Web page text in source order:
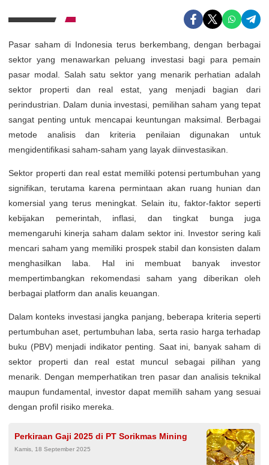
Pasar saham di Indonesia terus berkembang, dengan berbagai
sektor yang menawarkan peluang investasi bagi para pemain
pasar modal. Salah satu sektor yang menarik perhatian adalah
sektor properti dan real estat, yang menjadi bagian dari
perindustrian. Dalam dunia investasi, pemilihan saham yang tepat
sangat penting untuk mencapai keuntungan maksimal. Berbagai
metode analisis dan kriteria penilaian digunakan untuk
mengidentifikasi saham-saham yang layak diinvestasikan.
Sektor properti dan real estat memiliki potensi pertumbuhan yang
signifikan, terutama karena permintaan akan ruang hunian dan
komersial yang terus meningkat. Selain itu, faktor-faktor seperti
kebijakan pemerintah, inflasi, dan tingkat bunga juga
memengaruhi kinerja saham dalam sektor ini. Investor sering kali
mencari saham yang memiliki prospek stabil dan konsisten dalam
menghasilkan laba. Hal ini membuat banyak investor
mempertimbangkan rekomendasi saham yang diberikan oleh
berbagai platform dan analis keuangan.
Dalam konteks investasi jangka panjang, beberapa kriteria seperti
pertumbuhan aset, pertumbuhan laba, serta rasio harga terhadap
buku (PBV) menjadi indikator penting. Saat ini, banyak saham di
sektor properti dan real estat muncul sebagai pilihan yang
menarik. Dengan memperhatikan tren pasar dan analisis teknikal
maupun fundamental, investor dapat memilih saham yang sesuai
dengan profil risiko mereka.
Perkiraan Gaji 2025 di PT Sorikmas Mining
Kamis, 18 September 2025